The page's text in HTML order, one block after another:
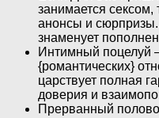
занимается
анонсы и
знаменует
Интимный поцелуй
{романтических}
царствует полная
доверия и
Прерванный